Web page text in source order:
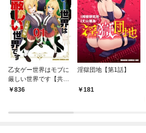
乙女ゲー世界はモブに
厳しい世界です【共和
国編】 ０１
836
淫獄団地【第1話】
181